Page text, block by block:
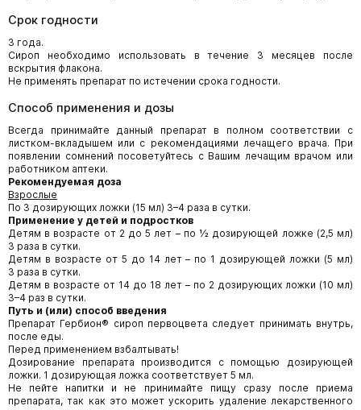
Срок годности
3 года.
Сироп необходимо использовать в течение 3 месяцев после
вскрытия флакона.
Не применять препарат по истечении срока годности.
Способ применения и дозы
Всегда принимайте данный препарат в полном соответствии с
листком-вкладышем или с рекомендациями лечащего врача. При
появлении сомнений посоветуйтесь с Вашим лечащим врачом или
работником аптеки.
Рекомендуемая доза
Взрослые
По 3 дозирующих ложки (15 мл) 3–4 раза в сутки.
Применение у детей и подростков
Детям в возрасте от 2 до 5 лет – по ½ дозирующей ложке (2,5 мл)
3 раза в сутки.
Детям в возрасте от 5 до 14 лет – по 1 дозирующей ложки (5 мл)
3 раза в сутки.
Детям в возрасте от 14 до 18 лет – по 2 дозирующих ложки (10 мл)
3–4 раз в сутки.
Путь и (или) способ введения
Препарат Гербион® сироп первоцвета следует принимать внутрь,
после еды.
Перед применением взбалтывать!
Дозирование препарата производится с помощью дозирующей
ложки. 1 дозирующая ложка соответствует 5 мл.
Не пейте напитки и не принимайте пищу сразу после приема
препарата, так как это может ускорить удаление лекарственного